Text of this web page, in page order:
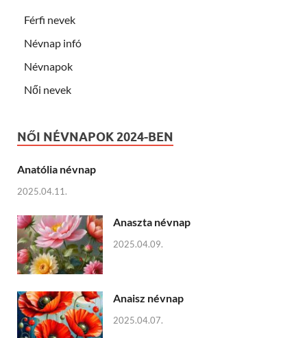
Férfi nevek
Névnap infó
Névnapok
Női nevek
NŐI NÉVNAPOK 2024-BEN
Anatólia névnap
2025.04.11.
Anaszta névnap
2025.04.09.
Anaisz névnap
2025.04.07.